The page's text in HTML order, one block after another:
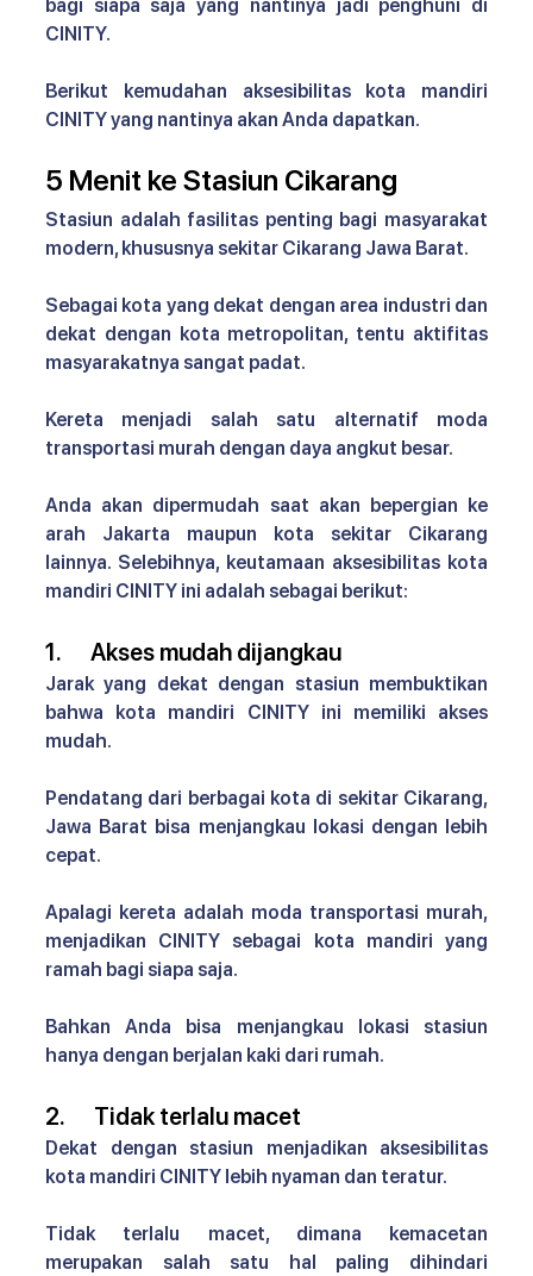
bagi siapa saja yang nantinya jadi penghuni di
CINITY.
Berikut kemudahan aksesibilitas kota mandiri
CINITY yang nantinya akan Anda dapatkan.
5 Menit ke Stasiun Cikarang
Stasiun adalah fasilitas penting bagi masyarakat
modern, khususnya sekitar Cikarang Jawa Barat.
Sebagai kota yang dekat dengan area industri dan
dekat dengan kota metropolitan, tentu aktifitas
masyarakatnya sangat padat.
Kereta menjadi salah satu alternatif moda
transportasi murah dengan daya angkut besar.
Anda akan dipermudah saat akan bepergian ke
arah Jakarta maupun kota sekitar Cikarang
lainnya. Selebihnya, keutamaan aksesibilitas kota
mandiri CINITY ini adalah sebagai berikut:
1.      Akses mudah dijangkau
Jarak yang dekat dengan stasiun membuktikan
bahwa kota mandiri CINITY ini memiliki akses
mudah.
Pendatang dari berbagai kota di sekitar Cikarang,
Jawa Barat bisa menjangkau lokasi dengan lebih
cepat.
Apalagi kereta adalah moda transportasi murah,
menjadikan CINITY sebagai kota mandiri yang
ramah bagi siapa saja.
Bahkan Anda bisa menjangkau lokasi stasiun
hanya dengan berjalan kaki dari rumah.
2.      Tidak terlalu macet
Dekat dengan stasiun menjadikan aksesibilitas
kota mandiri CINITY lebih nyaman dan teratur.
Tidak terlalu macet, dimana kemacetan
merupakan salah satu hal paling dihindari